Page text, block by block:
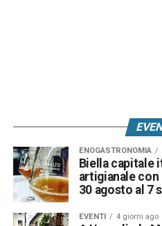
ENOGASTRONOMIA
Biella capitale
artigianale con
30 agosto al 7
EVENTI 4 giorni ago